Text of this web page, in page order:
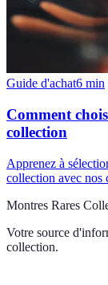
Guide d'achat6 min
Comment
collection
Apprenez à
collection avec nos
Montres Rares
Votre source
collection.